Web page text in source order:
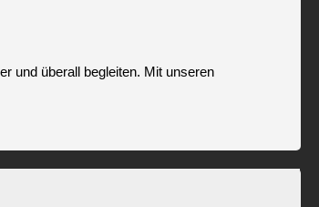
und überall begleiten. Mit unseren